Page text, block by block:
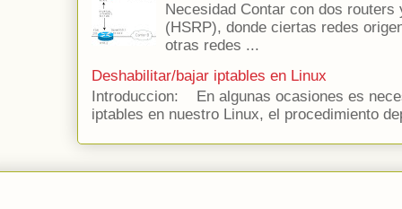
Necesidad Contar con dos
(HSRP), donde ciertas redes
otras redes ...
Deshabilitar/bajar iptables en Linux
Introduccion: En algunas ocasiones es
iptables en nuestro Linux, el procedimiento